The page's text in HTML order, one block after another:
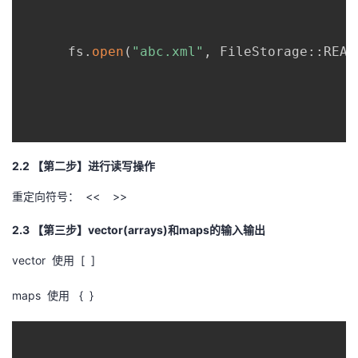
      fs
. open ( "abc.xml" , FileStorage :: READ
2.2 【第二步】进行读写操作
重定向符号： << >>
2.3 【第三步】vector(arrays)和maps的输入输出
vector 使用 [ ]
maps 使用 { }